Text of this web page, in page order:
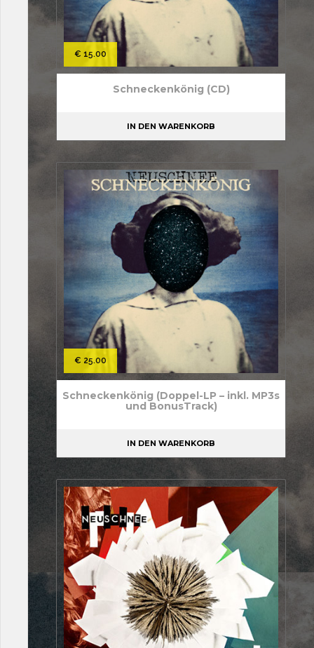
€ 15.00
Schneckenkönig (CD)
IN DEN WARENKORB
€ 25.00
Schneckenkönig (Doppel-LP – inkl. MP3s
und BonusTrack)
IN DEN WARENKORB